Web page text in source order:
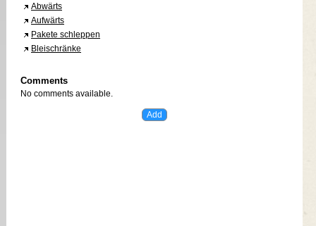
Abwärts
Aufwärts
Pakete schleppen
Bleischränke
Comments
No comments available.